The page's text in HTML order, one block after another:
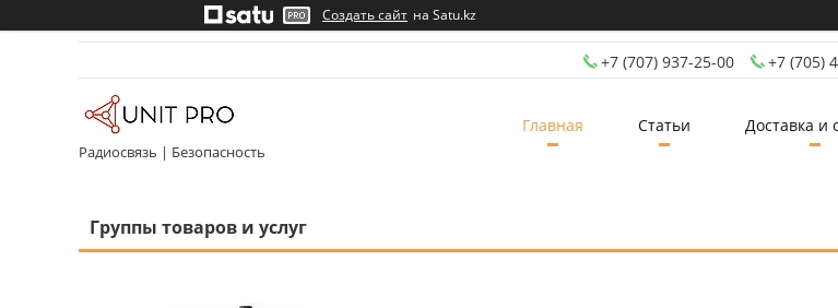
Создать сайт на Satu.kz
+7 (707) 937-25-00 +7 (705)
Радиосвязь | Безопасность
Главная Статьи Доставка и
Группы товаров и услуг
31